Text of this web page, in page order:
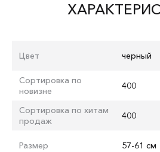
Цвет черный
Сортировка по
новизне
400
Сортировка по хитам
продаж
400
Размер 57-61 см